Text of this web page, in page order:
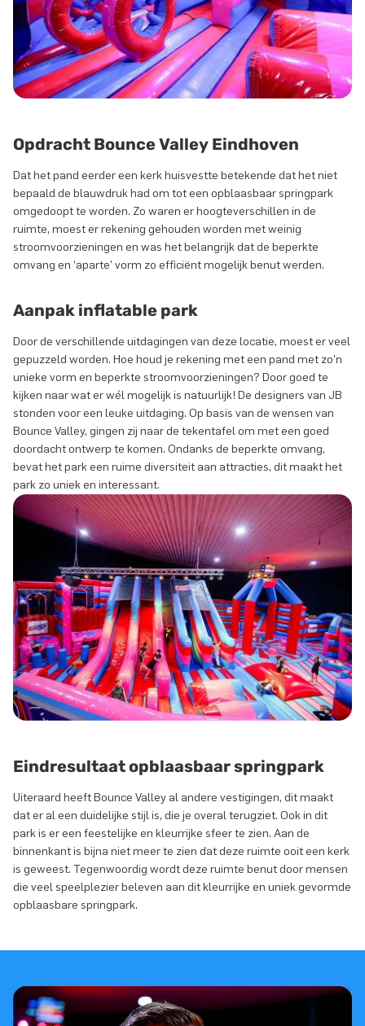
Opdracht Bounce Valley Eindhoven
Dat het pand eerder een kerk huisvestte betekende dat het niet
bepaald de blauwdruk had om tot een opblaasbaar springpark
omgedoopt te worden. Zo waren er hoogteverschillen in de
ruimte, moest er rekening gehouden worden met weinig
stroomvoorzieningen en was het belangrijk dat de beperkte
omvang en ‘aparte’ vorm zo efficiënt mogelijk benut werden.
Aanpak inflatable park
Door de verschillende uitdagingen van deze locatie, moest er veel
gepuzzeld worden. Hoe houd je rekening met een pand met zo’n
unieke vorm en beperkte stroomvoorzieningen? Door goed te
kijken naar wat er wél mogelijk is natuurlijk! De designers van JB
stonden voor een leuke uitdaging. Op basis van de wensen van
Bounce Valley, gingen zij naar de tekentafel om met een goed
doordacht ontwerp te komen. Ondanks de beperkte omvang,
bevat het park een ruime diversiteit aan attracties, dit maakt het
park zo uniek en interessant.
Eindresultaat opblaasbaar springpark
Uiteraard heeft Bounce Valley al andere vestigingen, dit maakt
dat er al een duidelijke stijl is, die je overal terugziet. Ook in dit
park is er een feestelijke en kleurrijke sfeer te zien. Aan de
binnenkant is bijna niet meer te zien dat deze ruimte ooit een kerk
is geweest. Tegenwoordig wordt deze ruimte benut door mensen
die veel speelplezier beleven aan dit kleurrijke en uniek gevormde
opblaasbare springpark.